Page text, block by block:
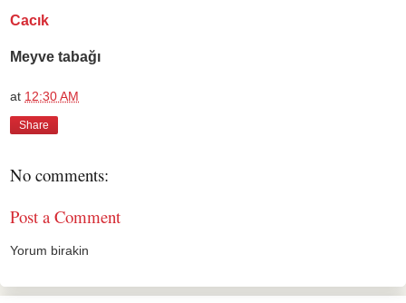
Cacık
Meyve tabağı
at 12:30 AM
Share
No comments:
Post a Comment
Yorum birakin